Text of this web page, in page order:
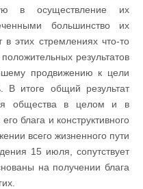
в осуществление их
большинство их
в этих стремлениях что-то
результатов
продвижению к цели
итоге общий результат
общества в целом и в
блага и конструктивного
всего жизненного пути
15 июля, сопутствует
на получении блага